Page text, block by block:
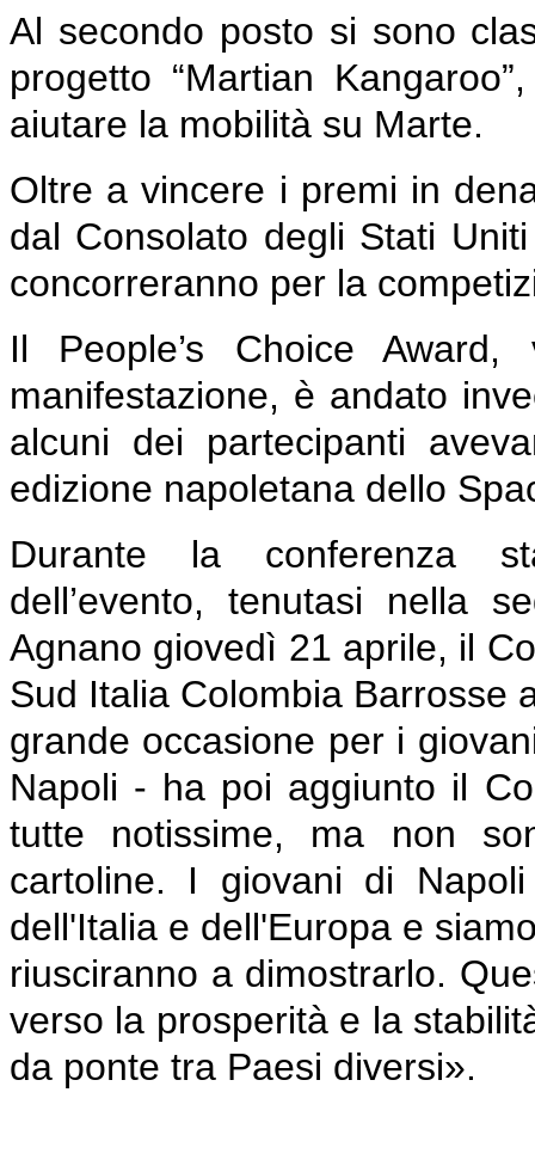
Al secondo posto si sono
progetto “Martian
aiutare la mobilità su Marte.
Oltre a vincere i premi in
dal Consolato degli Stati
concorreranno per la
Il People’s Choice
manifestazione, è andato
alcuni dei partecipanti
edizione napoletana dello
Durante la conferenza
dell’evento, tenutasi nella
Agnano giovedì 21 aprile, il
Sud Italia Colombia Barrosse
grande occasione per i
Napoli - ha poi aggiunto il
tutte notissime, ma non
cartoline. I giovani di
dell'Italia e dell'Europa e
riusciranno a dimostrarlo.
verso la prosperità e la
da ponte tra Paesi diversi».